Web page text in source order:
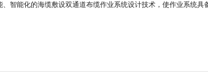
、智能化的海缆敷设双通道布缆作业系统设计技术，使作业系统具